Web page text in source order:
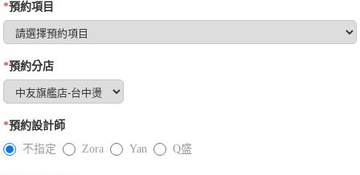
*預約項目
*預約分店
*預約設計師
不指定
Zora Yan Q盛